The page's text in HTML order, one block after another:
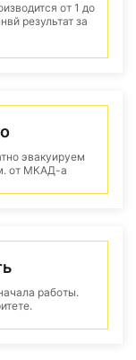
от 1 до
результат за
эвакуируем
от МКАД-а
работы.